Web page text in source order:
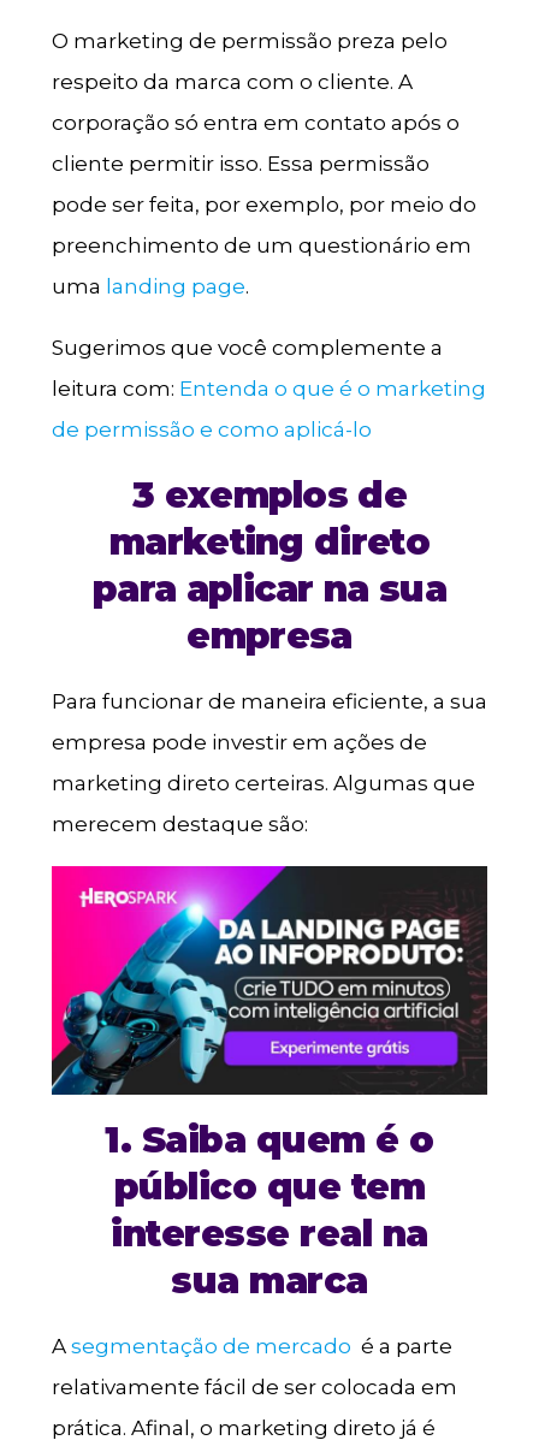
O marketing de permissão preza pelo
respeito da marca com o cliente. A
corporação só entra em contato após o
cliente permitir isso. Essa permissão
pode ser feita, por exemplo, por meio do
preenchimento de um questionário em
uma landing page.
Sugerimos que você complemente a
leitura com: Entenda o que é o marketing
de permissão e como aplicá-lo
3 exemplos de
marketing direto
para aplicar na sua
empresa
Para funcionar de maneira eficiente, a sua
empresa pode investir em ações de
marketing direto certeiras. Algumas que
merecem destaque são:
1. Saiba quem é o
público que tem
interesse real na
sua marca
A segmentação de mercado é a parte
relativamente fácil de ser colocada em
prática. Afinal, o marketing direto já é